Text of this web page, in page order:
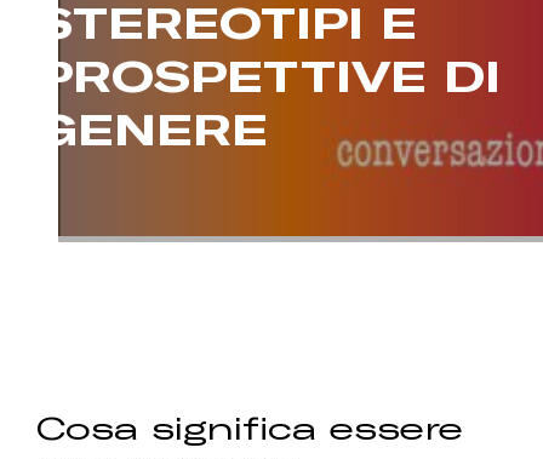
STEREOTIPI E
PROSPETTIVE DI
GENERE
Cosa significa essere